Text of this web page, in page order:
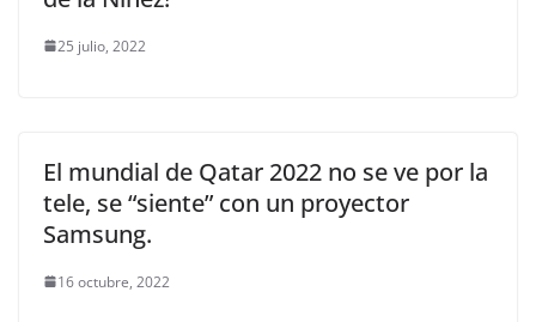
25 julio, 2022
El mundial de Qatar 2022 no se ve por la
tele, se “siente” con un proyector
Samsung.
16 octubre, 2022